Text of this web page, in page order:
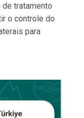
tratamento
o controle do
para